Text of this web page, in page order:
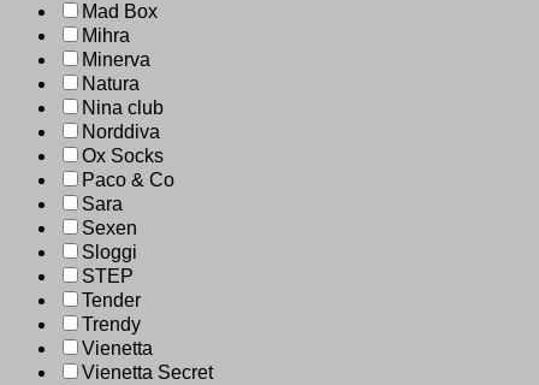
Mad Box
Mihra
Minerva
Natura
Nina club
Norddiva
Ox Socks
Paco & Co
Sara
Sexen
Sloggi
STEP
Tender
Trendy
Vienetta
Vienetta Secret